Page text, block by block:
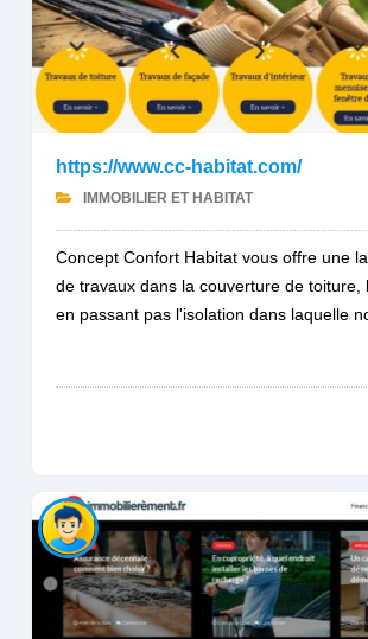
https://www.cc-habitat.com/
IMMOBILIER ET HABITAT
Concept Confort Habitat vous offre une
de travaux dans la couverture de toiture,
en passant pas l'isolation dans laquelle